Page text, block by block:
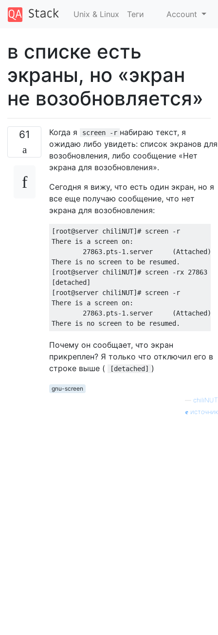
Unix & Linux Теги Account
в списке есть
экраны, но «экран
не возобновляется»
61 Когда я screen -r набираю текст, я
ожидаю либо увидеть: список экранов для
возобновления, либо сообщение «Нет
экрана для возобновления».
Сегодня я вижу, что есть один экран, но я
все еще получаю сообщение, что нет
экрана для возобновления:
[root@server chiliNUT]# screen -r
There is a screen on:
        27863.pts-1.server     (Attached)
There is no screen to be resumed.
[root@server chiliNUT]# screen -rx 27863
[detached]
[root@server chiliNUT]# screen -r
There is a screen on:
        27863.pts-1.server     (Attached)
Почему он сообщает, что экран
прикреплен? Я только что отключил его в
строке выше (
[detached] )
gnu-screen
chiliNUT
источник